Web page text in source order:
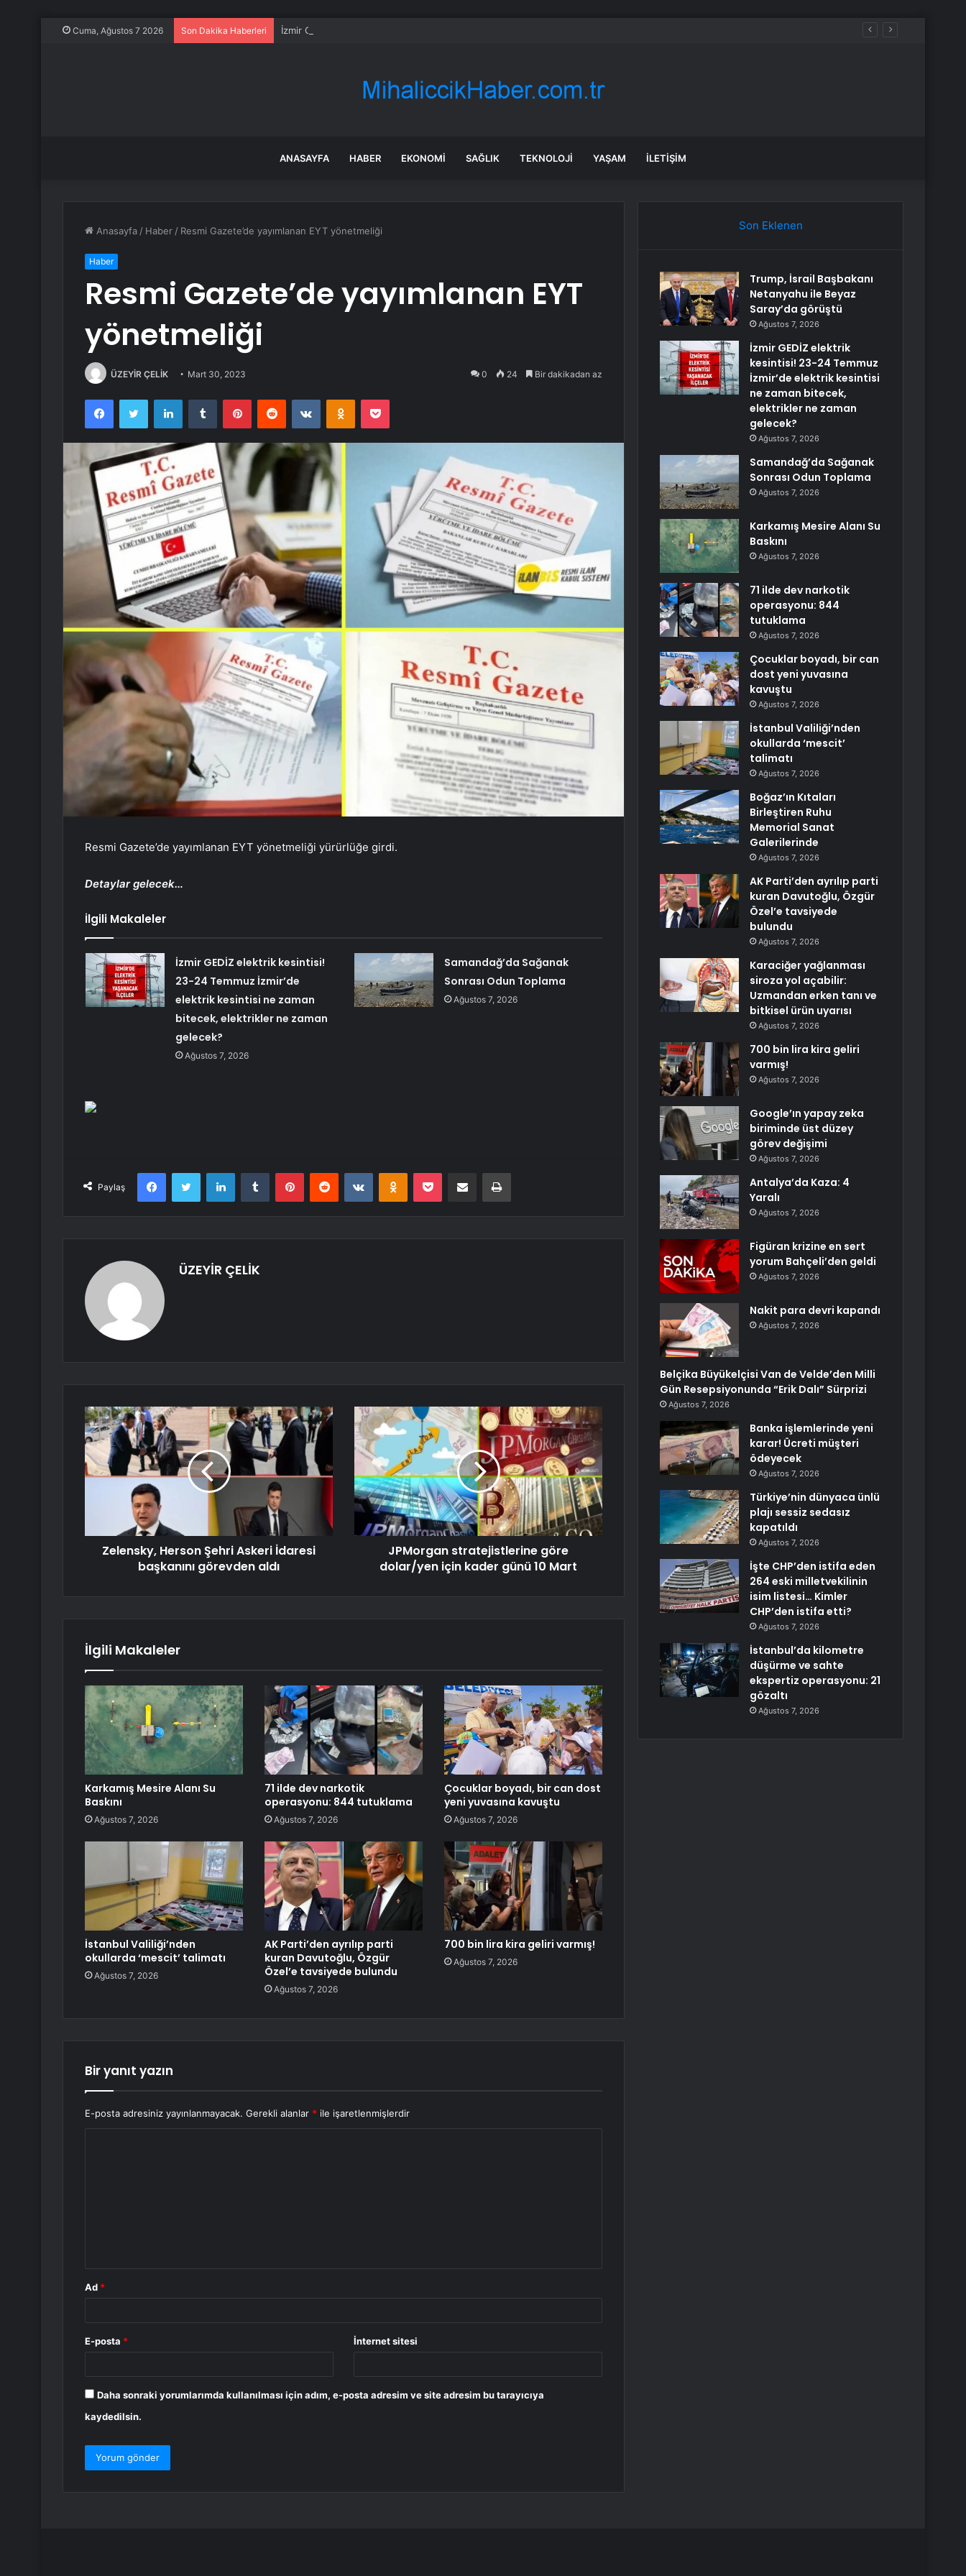
Cuma, Ağustos 7 2026 Son Dakika Haberleri İzmir GEDİZ elektrik kesintisi! 23-24 Temmuz İzmir’de elektrik kesintisi ne zaman bitecek, elektrikler ne zaman gelecek?
ANASAYFA HABER EKONOMI SAĞLIK TEKNOLOJI YAŞAM İLETIŞIM
Anasayfa / Haber / Resmi Gazete’de yayımlanan EYT yönetmeliği
Haber
Resmi Gazete’de yayımlanan EYT
yönetmeliği
ÜZEYİR ÇELİK Mart 30, 2023 0 24 Bir dakikadan az
FacebookTwitter LinkedInTumblr PinterestReddit VKontakteOdnoklassniki
Pocket
Resmi Gazete’de yayımlanan EYT yönetmeliği yürürlüğe girdi.
Detaylar gelecek…
İlgili Makaleler
İzmir GEDİZ elektrik kesintisi!
23-24 Temmuz İzmir’de
elektrik kesintisi ne zaman
bitecek, elektrikler ne zaman
gelecek?
Ağustos 7, 2026
Samandağ’da Sağanak
Sonrası Odun Toplama
Ağustos 7, 2026
Paylaş
FacebookTwitter LinkedInTumblr PinterestReddit VKontakteOdnoklassniki
Pocket E-Posta ile paylaş Yazdır
ÜZEYİR ÇELİK
Zelensky, Herson Şehri Askeri İdaresi
başkanını görevden aldı
JPMorgan stratejistlerine göre
dolar/yen için kader günü 10 Mart
İlgili Makaleler
Karkamış Mesire Alanı Su
Baskını
Ağustos 7, 2026
71 ilde dev narkotik
operasyonu: 844 tutuklama
Ağustos 7, 2026
Çocuklar boyadı, bir can dost
yeni yuvasına kavuştu
Ağustos 7, 2026
İstanbul Valiliği’nden
okullarda ‘mescit’ talimatı
Ağustos 7, 2026
AK Parti’den ayrılıp parti
kuran Davutoğlu, Özgür
Özel’e tavsiyede bulundu
Ağustos 7, 2026
700 bin lira kira geliri varmış!
Ağustos 7, 2026
Bir yanıt yazın
E-posta adresiniz yayınlanmayacak. Gerekli alanlar * ile işaretlenmişlerdir
Ad *
E-posta * İnternet sitesi
Daha sonraki yorumlarımda kullanılması için adım, e-posta adresim ve site adresim bu tarayıcıya
kaydedilsin.
Son Eklenen
Trump, İsrail Başbakanı
Netanyahu ile Beyaz
Saray’da görüştü
Ağustos 7, 2026
İzmir GEDİZ elektrik
kesintisi! 23-24 Temmuz
İzmir’de elektrik kesintisi
ne zaman bitecek,
elektrikler ne zaman
gelecek?
Ağustos 7, 2026
Samandağ’da Sağanak
Sonrası Odun Toplama
Ağustos 7, 2026
Karkamış Mesire Alanı Su
Baskını
Ağustos 7, 2026
71 ilde dev narkotik
operasyonu: 844
tutuklama
Ağustos 7, 2026
Çocuklar boyadı, bir can
dost yeni yuvasına
kavuştu
Ağustos 7, 2026
İstanbul Valiliği’nden
okullarda ‘mescit’
talimatı
Ağustos 7, 2026
Boğaz’ın Kıtaları
Birleştiren Ruhu
Memorial Sanat
Galerilerinde
Ağustos 7, 2026
AK Parti’den ayrılıp parti
kuran Davutoğlu, Özgür
Özel’e tavsiyede
bulundu
Ağustos 7, 2026
Karaciğer yağlanması
siroza yol açabilir:
Uzmandan erken tanı ve
bitkisel ürün uyarısı
Ağustos 7, 2026
700 bin lira kira geliri
varmış!
Ağustos 7, 2026
Google’ın yapay zeka
biriminde üst düzey
görev değişimi
Ağustos 7, 2026
Antalya’da Kaza: 4
Yaralı
Ağustos 7, 2026
Figüran krizine en sert
yorum Bahçeli’den geldi
Ağustos 7, 2026
Nakit para devri kapandı
Ağustos 7, 2026
Belçika Büyükelçisi Van de Velde’den Milli
Gün Resepsiyonunda “Erik Dalı” Sürprizi
Ağustos 7, 2026
Banka işlemlerinde yeni
karar! Ücreti müşteri
ödeyecek
Ağustos 7, 2026
Türkiye’nin dünyaca ünlü
plajı sessiz sedasız
kapatıldı
Ağustos 7, 2026
İşte CHP’den istifa eden
264 eski milletvekilinin
isim listesi… Kimler
CHP’den istifa etti?
Ağustos 7, 2026
İstanbul’da kilometre
düşürme ve sahte
ekspertiz operasyonu: 21
gözaltı
Ağustos 7, 2026